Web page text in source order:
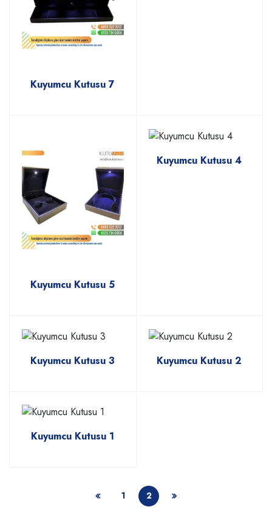
Kuyumcu Kutusu 7
Kuyumcu Kutusu 5
Kuyumcu Kutusu 4
Kuyumcu Kutusu 3 Kuyumcu Kutusu 2
Kuyumcu Kutusu 1
1 2